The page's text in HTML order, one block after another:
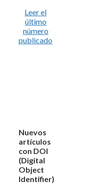
Leer el
último
número
publicado
Nuevos
artículos
con DOI
(Digital
Object
Identifier)